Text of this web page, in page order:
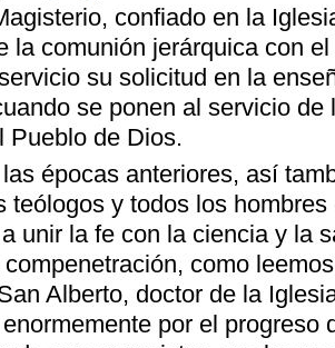
confiado en la
la comunión jerárquica con
su solicitud en la
se ponen al servicio
Pueblo de Dios.
épocas anteriores, así
y todos los
a unir la fe con la ciencia y la
como
Alberto, doctor de la
por el progreso